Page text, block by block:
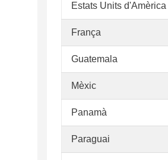
Estats Units d'Amèrica
França
Guatemala
Mèxic
Panamà
Paraguai